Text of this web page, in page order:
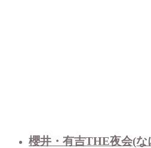
櫻井・有吉THE夜会(